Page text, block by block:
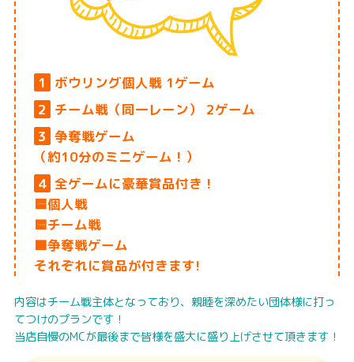
1
ボウリング個人戦 1ゲーム
2 チーム戦（同一レーン） 2ゲーム
3 争奪戦ゲーム
（約10分のミニゲーム！）
4 全ゲームに豪華賞品付き！
🟦個人戦
🟨チーム戦
🟩争奪戦ゲーム
それぞれに賞品が付きます!
内容はチーム戦主体となっており、親睦を深めたい団体様に打っ
てつけのプランです！
当店自慢のMCが最後まで皆様を盛大に盛り上げさせて頂きます！